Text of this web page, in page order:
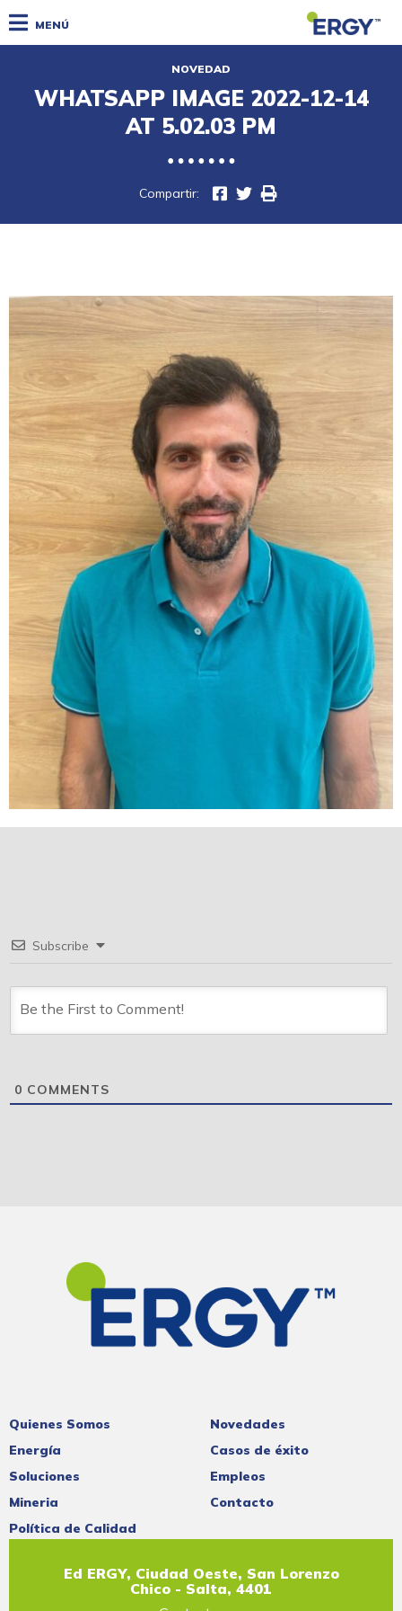
MENÚ
NOVEDAD
WHATSAPP IMAGE 2022-12-14
AT 5.02.03 PM
Compartir:
Subscribe
0 COMMENTS
Quienes Somos
Energía
Soluciones
Mineria
Política de Calidad
Novedades
Casos de éxito
Empleos
Contacto
Ed ERGY, Ciudad Oeste, San Lorenzo
Chico - Salta, 4401